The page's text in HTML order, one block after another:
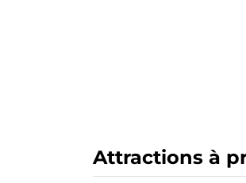
Attractions à